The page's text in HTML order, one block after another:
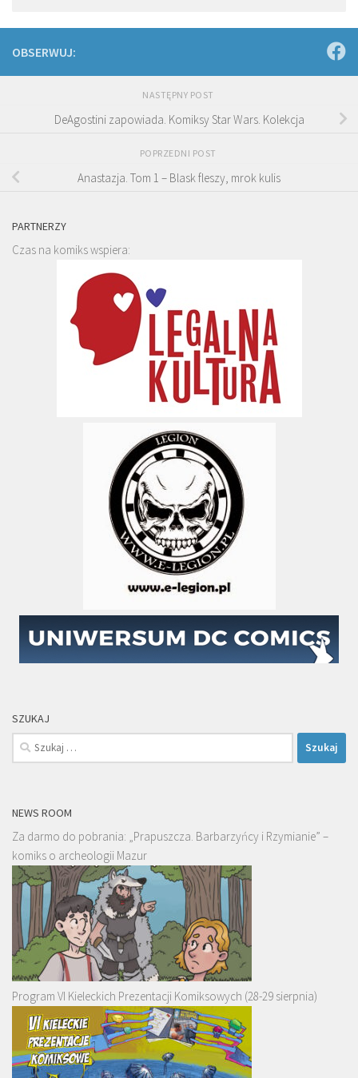
OBSERWUJ:
NASTĘPNY POST
DeAgostini zapowiada. Komiksy Star Wars. Kolekcja
POPRZEDNI POST
Anastazja. Tom 1 – Blask fleszy, mrok kulis
PARTNERZY
Czas na komiks wspiera:
SZUKAJ
Szukaj:
NEWS ROOM
Za darmo do pobrania: „Prapuszcza. Barbarzyńcy i Rzymianie” –
komiks o archeologii Mazur
Program VI Kieleckich Prezentacji Komiksowych (28-29 sierpnia)